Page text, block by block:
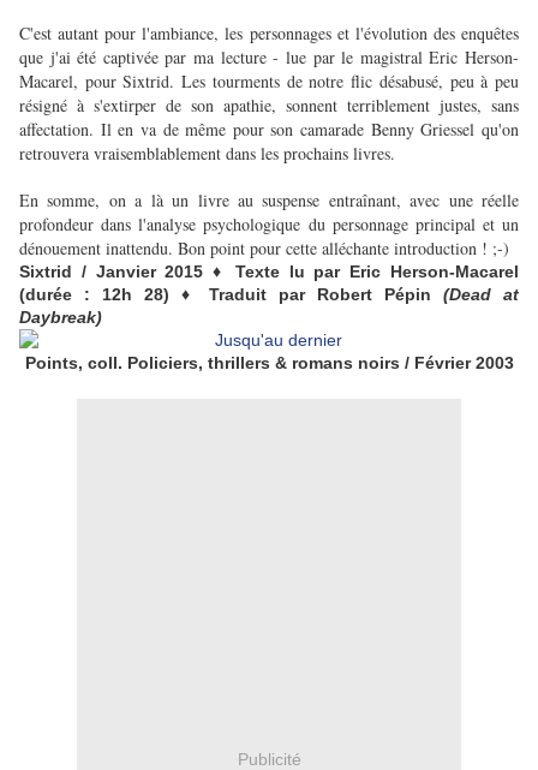
C'est autant pour l'ambiance, les personnages et l'évolution des enquêtes
que j'ai été captivée par ma lecture - lue par le magistral Eric Herson-
Macarel, pour Sixtrid. Les tourments de notre flic désabusé, peu à peu
résigné à s'extirper de son apathie, sonnent terriblement justes, sans
affectation. Il en va de même pour son camarade Benny Griessel qu'on
retrouvera vraisemblablement dans les prochains livres.
En somme, on a là un livre au suspense entraînant, avec une réelle
profondeur dans l'analyse psychologique du personnage principal et un
dénouement inattendu. Bon point pour cette alléchante introduction ! ;-)
Sixtrid / Janvier 2015 ♦ Texte lu par Eric Herson-Macarel
(durée : 12h 28) ♦ Traduit par Robert Pépin (Dead at
Daybreak)
Points, coll. Policiers, thrillers & romans noirs / Février 2003
Publicité